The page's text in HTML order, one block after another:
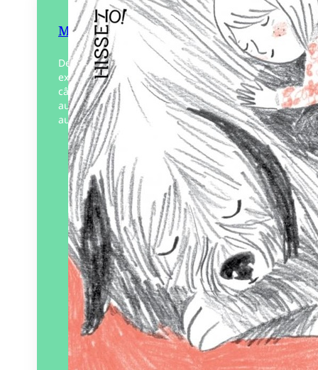
Mon beau Mammouth
Depuis toujours, chaque matin sans
exception, pour Cléo et Mammouth, c’est
câlin obligatoire dès le réveil. Mais
aujourd’hui n’est pas un jour comme les
autres. Un texte fort…
Éditeur : Voce Verso
Paru le 13/09/2024